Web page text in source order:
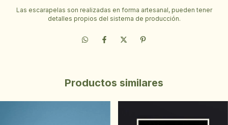
Las escarapelas son realizadas en forma artesanal, pueden tener
detalles propios del sistema de producción.
Productos similares